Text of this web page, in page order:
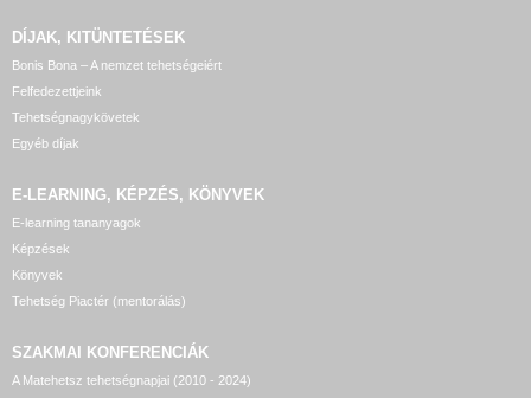
DÍJAK, KITÜNTETÉSEK
Bonis Bona – A nemzet tehetségeiért
Felfedezettjeink
Tehetségnagykövetek
Egyéb díjak
E-LEARNING, KÉPZÉS, KÖNYVEK
E-learning tananyagok
Képzések
Könyvek
Tehetség Piactér (mentorálás)
SZAKMAI KONFERENCIÁK
A Matehetsz tehetségnapjai (2010 - 2024)